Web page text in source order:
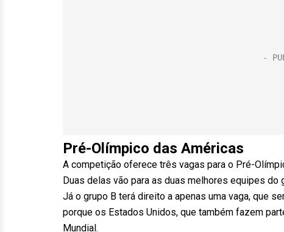
Pré-Olímpico das Américas
A competição oferece três vagas para o Pré-
Duas delas vão para as duas melhores equipes do
Já o grupo B terá direito a apenas uma vaga, que
porque os Estados Unidos, que também fazem
Mundial.